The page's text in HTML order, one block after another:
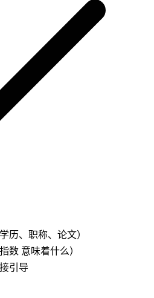
历、职称、论文）
数 意味着什么）
引导